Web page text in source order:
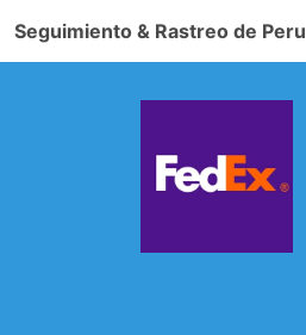
Seguimiento & Rastreo de Peru